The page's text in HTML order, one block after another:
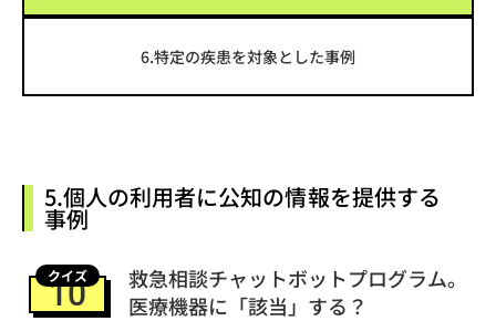
6.特定の疾患を対象とした事例
5.個人の利用者に公知の情報を提供する
事例
クイズ
10
救急相談チャットボットプログラム。
医療機器に「該当」する？